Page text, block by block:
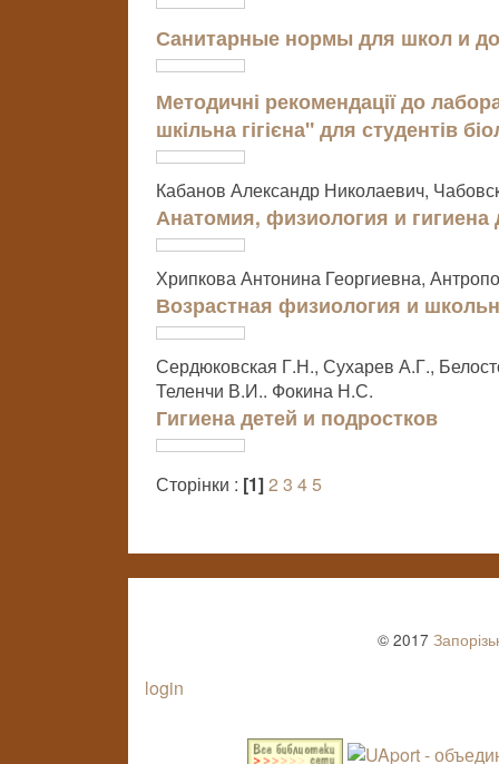
Санитарные нормы для школ и
Методичні рекомендації до
шкільна гігієна" для студентів
Кабанов Александр Николаевич,
Анатомия, физиология и гигиена
Хрипкова Антонина Георгиевна,
Возрастная физиология и
Сердюковская Г.Н., Сухарев А.Г.,
Теленчи В.И.. Фокина Н.С.
Гигиена детей и подростков
Сторінки : [1]2 3 45
© 2017
login